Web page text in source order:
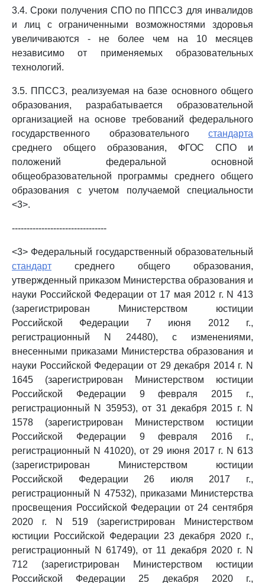
3.4. Сроки получения СПО по ППССЗ для инвалидов
и лиц с ограниченными возможностями здоровья
увеличиваются - не более чем на 10 месяцев
независимо от применяемых образовательных
технологий.
3.5. ППССЗ, реализуемая на базе основного общего
образования, разрабатывается образовательной
организацией на основе требований федерального
государственного образовательного стандарта
среднего общего образования, ФГОС СПО и
положений федеральной основной
общеобразовательной программы среднего общего
образования с учетом получаемой специальности
<3>.
--------------------------------
<3> Федеральный государственный образовательный
стандарт среднего общего образования,
утвержденный приказом Министерства образования и
науки Российской Федерации от 17 мая 2012 г. N 413
(зарегистрирован Министерством юстиции
Российской Федерации 7 июня 2012 г.,
регистрационный N 24480), с изменениями,
внесенными приказами Министерства образования и
науки Российской Федерации от 29 декабря 2014 г. N
1645 (зарегистрирован Министерством юстиции
Российской Федерации 9 февраля 2015 г.,
регистрационный N 35953), от 31 декабря 2015 г. N
1578 (зарегистрирован Министерством юстиции
Российской Федерации 9 февраля 2016 г.,
регистрационный N 41020), от 29 июня 2017 г. N 613
(зарегистрирован Министерством юстиции
Российской Федерации 26 июля 2017 г.,
регистрационный N 47532), приказами Министерства
просвещения Российской Федерации от 24 сентября
2020 г. N 519 (зарегистрирован Министерством
юстиции Российской Федерации 23 декабря 2020 г.,
регистрационный N 61749), от 11 декабря 2020 г. N
712 (зарегистрирован Министерством юстиции
Российской Федерации 25 декабря 2020 г.,